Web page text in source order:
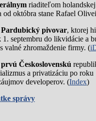
riaditeľom
od októbra stane Rafael
Pardubický pivovar, ktorej
septembru do likvidácie a
valné zhromaždenie firmy. (
Československú
a privatizáciu po
developerov. (Index)
správy